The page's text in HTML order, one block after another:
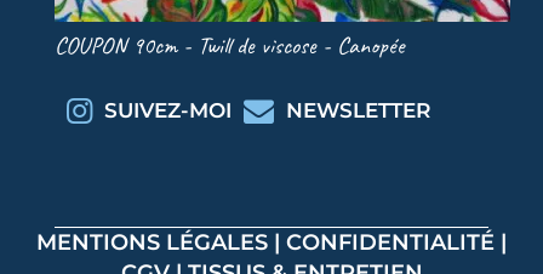
COUPON 90cm - Twill de viscose - Canopée
SUIVEZ-MOI NEWSLETTER
MENTIONS LÉGALES | CONFIDENTIALITÉ |